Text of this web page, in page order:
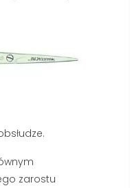
zarostu